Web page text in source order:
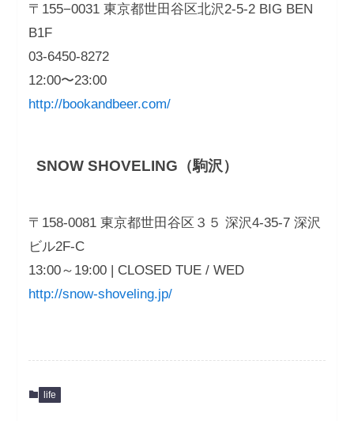
〒155−0031 東京都世田谷区北沢2-5-2 BIG BEN
B1F
03-6450-8272
12:00〜23:00
http://bookandbeer.com/
SNOW SHOVELING（駒沢）
〒158-0081 東京都世田谷区３５ 深沢4-35-7 深沢
ビル2F-C
13:00～19:00 | CLOSED TUE / WED
http://snow-shoveling.jp/
life